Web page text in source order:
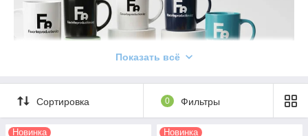
Кружки с логотипом оптом в Алматы
Показать всё
Сортировка 0 Фильтры
Новинка Новинка